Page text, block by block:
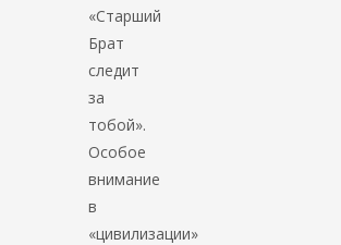
«Старший
Брат
следит
за
тобой».
Особое
внимание
в
«цивилизации»